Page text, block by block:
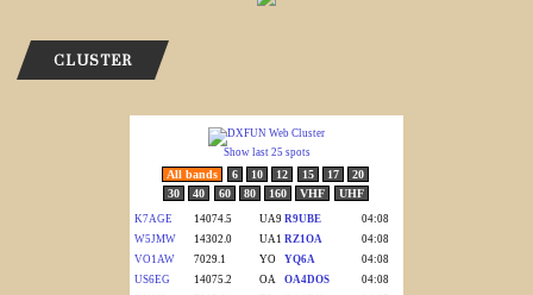
CLUSTER